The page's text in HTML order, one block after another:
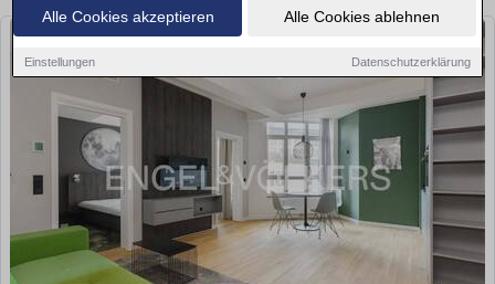
Alle Cookies akzeptieren Alle Cookies ablehnen
Einstellungen Datenschutzerklärung